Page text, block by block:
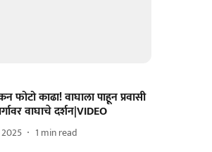
काढा! वाघाला पाहून प्रवासी
वाघाचे दर्शन|VIDEO
2025 1 min read